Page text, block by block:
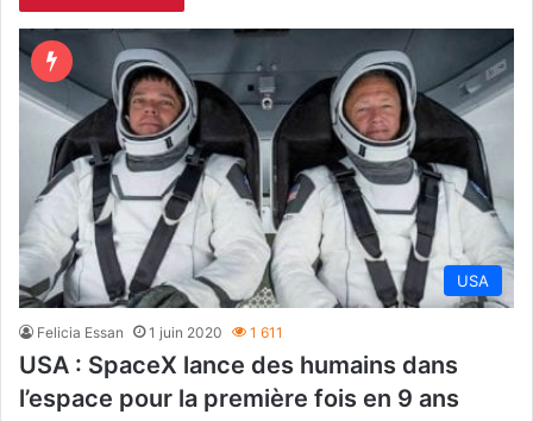
USA
Felicia Essan 1 juin 2020 1 611
USA : SpaceX lance des humains dans
l’espace pour la première fois en 9 ans